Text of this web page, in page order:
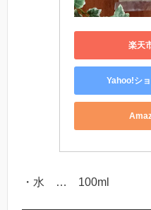
楽天
Yahoo!シ
・水 … 100ml